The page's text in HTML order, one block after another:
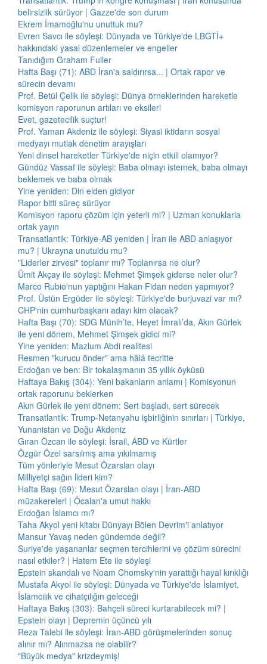
belirsizlik sürüyor | Gazze'de son durum
Ekrem İmamoğlu'nu unuttuk mu?
Evren Savcı ile söyleşi: Dünyada ve Türkiye'de LBGTİ+
hakkındaki yasal düzenlemeler ve engeller
Tanıdığım Graham Fuller
Hafta Başı (71): ABD İran'a saldırırsa... | Ortak rapor ve
sürecin devamı
Prof. Betül Çelik ile söyleşi: Dünya örneklerinden hareketle
komisyon raporunun artıları ve eksileri
Evet, gazetecilik suçtur!
Prof. Yaman Akdeniz ile söyleşi: Siyasi iktidarın sosyal
medyayı mutlak denetim arayışları
Yeni dinsel hareketler Türkiye'de niçin etkili olamıyor?
Gündüz Vassaf ile söyleşi: Baba olmayı istemek, baba olmayı
beklemek ve baba olmak
Yine yeniden: Din elden gidiyor
Rapor bitti süreç sürüyor
Komisyon raporu çözüm için yeterli mi? | Uzman konuklarla
ortak yayın
Transatlantik: Türkiye-AB yeniden | İran ile ABD anlaşıyor
mu? | Ukrayna unutuldu mu?
"Liderler zirvesi" toplanır mı? Toplanırsa ne olur?
Ümit Akçay ile söyleşi: Mehmet Şimşek giderse neler olur?
Marco Rubio'nun yaptığını Hakan Fidan neden yapmıyor?
Prof. Üstün Ergüder ile söyleşi: Türkiye'de burjuvazi var mı?
CHP'nin cumhurbaşkanı adayı kim olacak?
Hafta Başı (70): SDG Münih’te, Heyet İmralı’da, Akın Gürlek
ile yeni dönem, Mehmet Şimşek gidici mi?
Yine yeniden: Mazlum Abdi realitesi
Resmen "kurucu önder" ama hâlâ tecritte
Erdoğan ve ben: Bir tokalaşmanın 35 yıllık öyküsü
Haftaya Bakış (304): Yeni bakanların anlamı | Komisyonun
ortak raporunu beklerken
Akın Gürlek ile yeni dönem: Sert başladı, sert sürecek
Transatlantik: Trump-Netanyahu işbirliğinin sınırları | Türkiye,
Yunanistan ve Doğu Akdeniz
Gıran Özcan ile söyleşi: İsrail, ABD ve Kürtler
Özgür Özel sarsılmış ama yıkılmamış
Tüm yönleriyle Mesut Özarslan olayı
Milliyetçi sağın lideri kim?
Hafta Başı (69): Mesut Özarslan olayı | İran-ABD
müzakereleri | Öcalan'a umut hakkı
Erdoğan İslamcı mı?
Taha Akyol yeni kitabı Dünyayı Bölen Devrim'i anlatıyor
Mansur Yavaş neden gündemde değil?
Suriye'de yaşananlar seçmen tercihlerini ve çözüm sürecini
nasıl etkiler? | Hatem Ete ile söyleşi
Epstein skandalı ve Noam Chomsky'nin yarattığı hayal kırıklığı
Mustafa Akyol ile söyleşi: Dünyada ve Türkiye'de İslamiyet,
İslamcılık ve cihatçılığın geleceği
Haftaya Bakış (303): Bahçeli süreci kurtarabilecek mi? |
Epstein olayı | Depremin üçüncü yılı
Reza Talebi ile söyleşi: İran-ABD görüşmelerinden sonuç
alınır mı? Alınmazsa ne olabilir?
"Büyük medya" krizdeymiş!